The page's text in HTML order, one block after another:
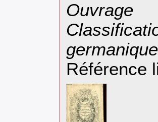
Référence